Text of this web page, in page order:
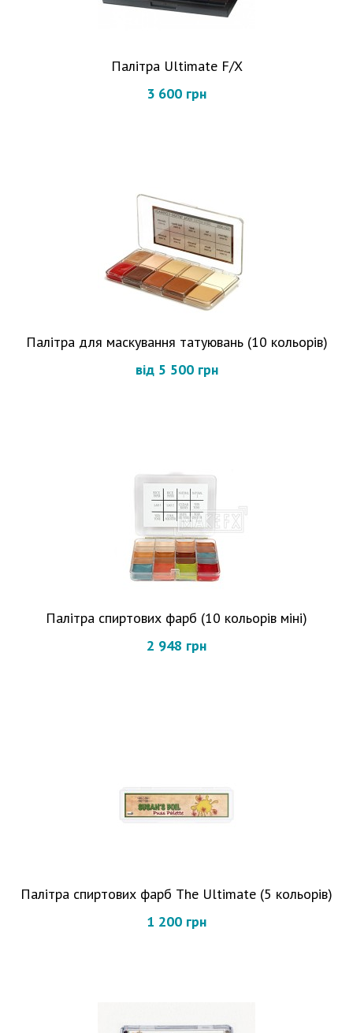
Палітра Ultimate F/X
3 600 грн
Палітра для маскування татуювань (10 кольорів)
від 5 500 грн
Палітра спиртових фарб (10 кольорів міні)
2 948 грн
Палітра спиртових фарб The Ultimate (5 кольорів)
1 200 грн